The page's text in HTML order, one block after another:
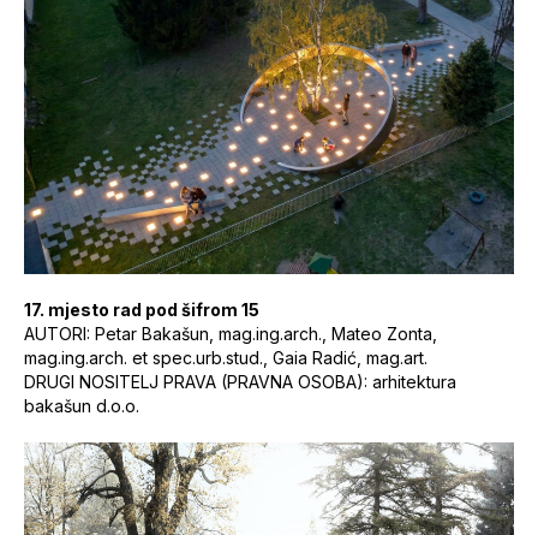
17. mjesto rad pod šifrom 15
AUTORI: Petar Bakašun, mag.ing.arch., Mateo Zonta,
mag.ing.arch. et spec.urb.stud., Gaia Radić, mag.art.
DRUGI NOSITELJ PRAVA (PRAVNA OSOBA): arhitektura
bakašun d.o.o.